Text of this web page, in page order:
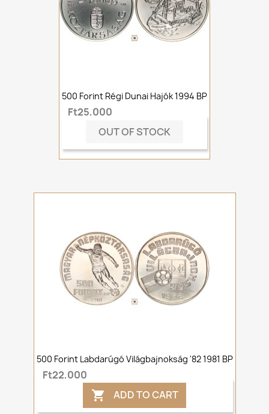
500 Forint Régi Dunai Hajók 1994 BP
Ft25,000
OUT OF STOCK
500 Forint Labdarúgó Világbajnokság '82 1981 BP
Ft22,000
 ADD TO CART